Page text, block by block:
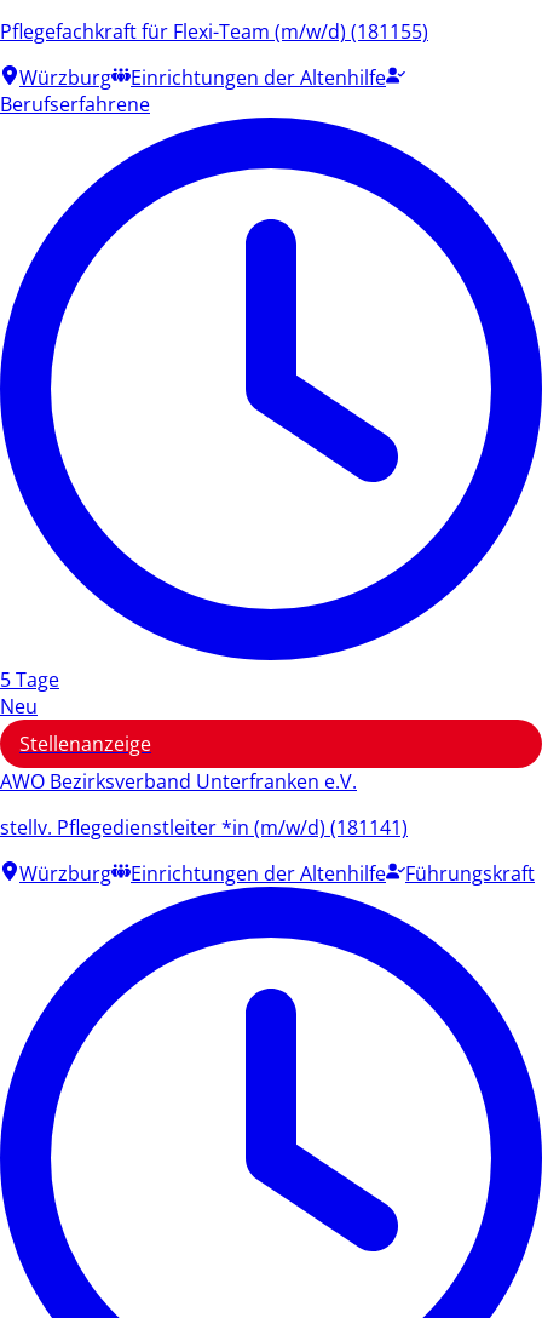
Pflegefachkraft für Flexi-Team (m/w/d) (181155)
Würzburg
Einrichtungen der Altenhilfe
Berufserfahrene
5 Tage
Neu
Stellenanzeige
AWO Bezirksverband Unterfranken e.V.
stellv. Pflegedienstleiter *in (m/w/d) (181141)
Würzburg
Einrichtungen der Altenhilfe Führungskraft